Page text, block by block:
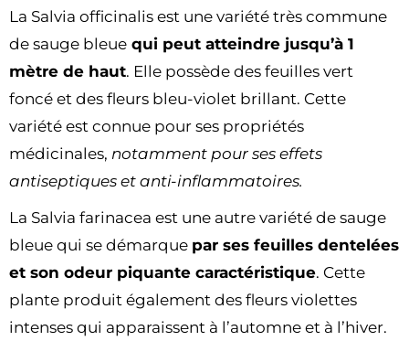
La Salvia officinalis est une variété très commune
de sauge bleue qui peut atteindre jusqu’à 1
mètre de haut. Elle possède des feuilles vert
foncé et des fleurs bleu-violet brillant. Cette
variété est connue pour ses propriétés
médicinales, notamment pour ses effets
antiseptiques et anti-inflammatoires.
La Salvia farinacea est une autre variété de sauge
bleue qui se démarque par ses feuilles dentelées
et son odeur piquante caractéristique. Cette
plante produit également des fleurs violettes
intenses qui apparaissent à l’automne et à l’hiver.